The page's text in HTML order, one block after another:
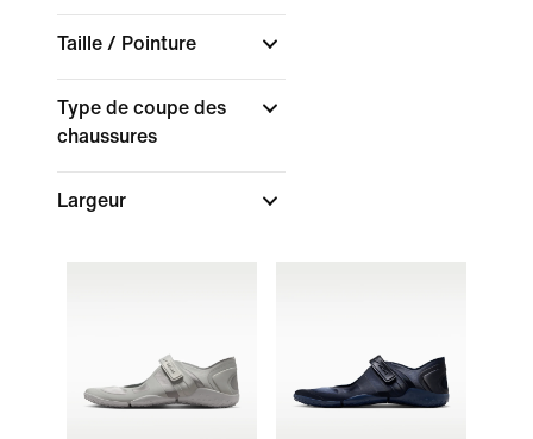
Taille / Pointure
Type de coupe des
chaussures
Largeur